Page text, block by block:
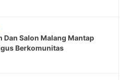
Dan Salon Malang Mantap
Berkomunitas